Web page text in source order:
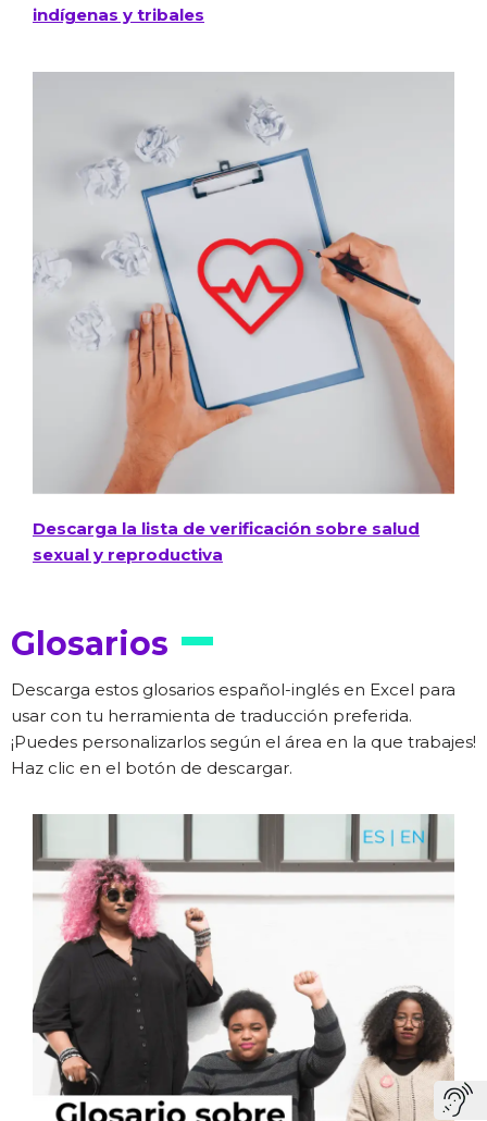
indígenas y tribales
Descarga la lista de verificación sobre salud
sexual y reproductiva
Glosarios
Descarga estos glosarios español-inglés en Excel para
usar con tu herramienta de traducción preferida.
¡Puedes personalizarlos según el área en la que trabajes!
Haz clic en el botón de descargar.